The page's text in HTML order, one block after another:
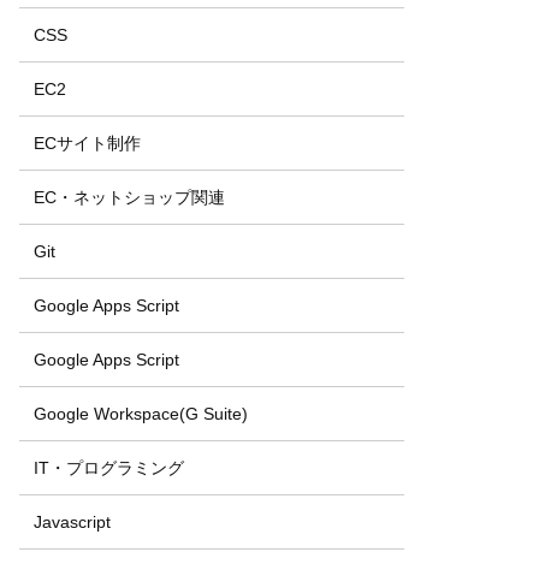
CSS
EC2
ECサイト制作
EC・ネットショップ関連
Git
Google Apps Script
Google Apps Script
Google Workspace(G Suite)
IT・プログラミング
Javascript